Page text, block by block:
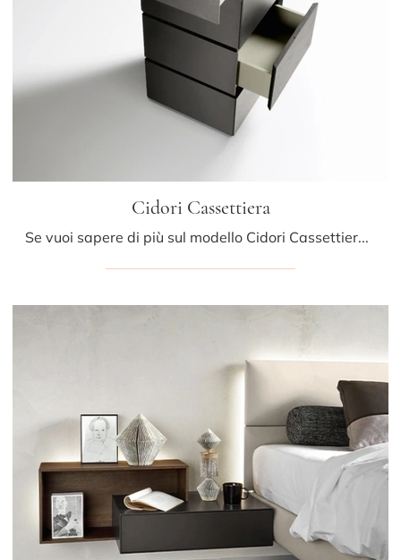
Cidori Cassettiera
Se vuoi sapere di più sul modello Cidori Cassettiera, clicca e scopri i Comodini e comò Sangiacomo ideali per la tua zona del riposo.